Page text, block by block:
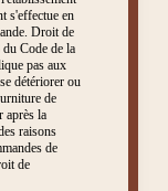
s'effectue en
Droit de
Code de la
pas aux
détériorer ou
de
après la
raisons
de
de